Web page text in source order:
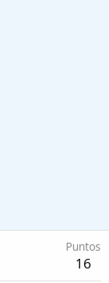
Puntos
16